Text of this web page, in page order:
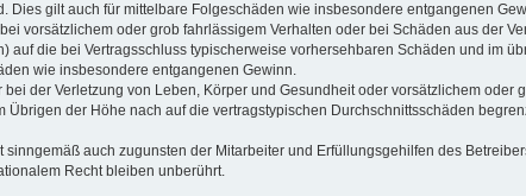
Dies gilt auch für mittelbare Folgeschäden wie insbesondere entgangenen
vorsätzlichem oder grob fahrlässigem Verhalten oder bei Schäden aus der
auf die bei Vertragsschluss typischerweise vorhersehbaren Schäden und im
wie insbesondere entgangenen Gewinn.
der Verletzung von Leben, Körper und Gesundheit oder vorsätzlichem
der Höhe nach auf die vertragstypischen Durchschnittsschäden
sinngemäß auch zugunsten der Mitarbeiter und Erfüllungsgehilfen des
Recht bleiben unberührt.